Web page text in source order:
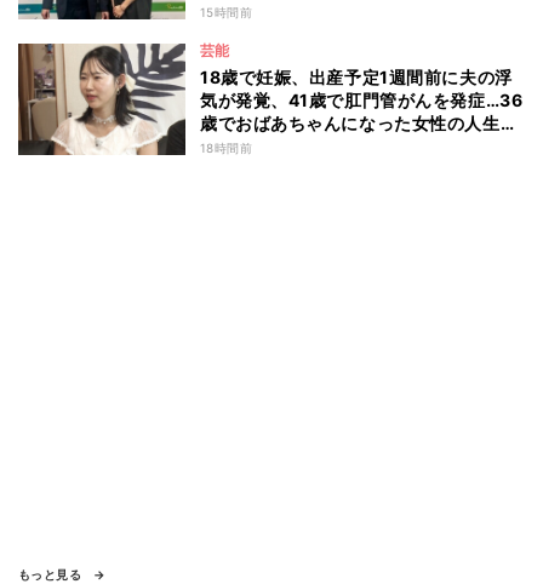
15時間前
芸能
18歳で妊娠、出産予定1週間前に夫の浮
気が発覚、41歳で肛門管がんを発症…36
歳でおばあちゃんになった女性の人生に
島田珠代も思わず涙 『愛のハイエナ
18時間前
もっと見る